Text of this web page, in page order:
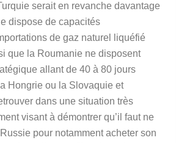
serait en revanche davantage
dispose de capacités
de gaz naturel liquéfié
que la Roumanie ne disposent
allant de 40 à 80 jours
Hongrie ou la Slovaquie et
dans une situation très
visant à démontrer qu’il faut ne
pour notamment acheter son